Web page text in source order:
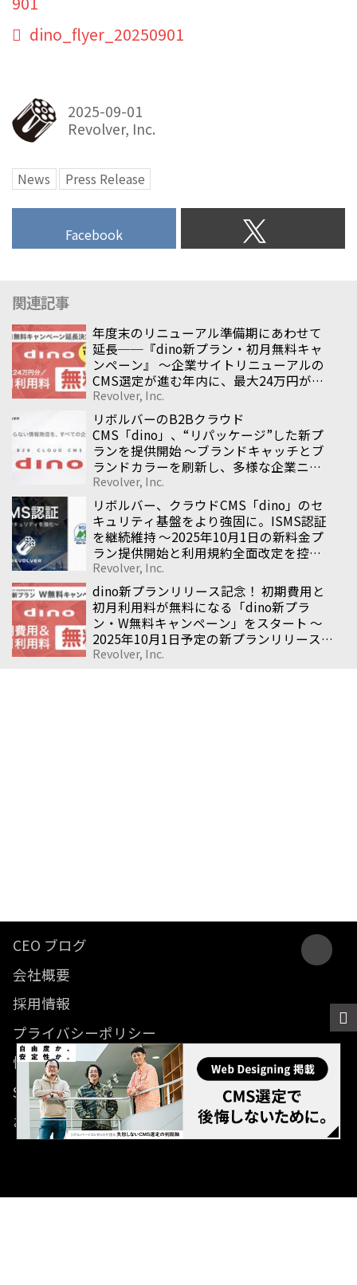
dino_flyer_20250901
2025-09-01
Revolver, Inc.
News Press Release
Facebook
関連記事
年度末のリニューアル準備期にあわせて
延長──『dino新プラン・初月無料キャ
ンペーン』 〜企業サイトリニューアルの
CMS選定が進む年内に、最大24万円が無
料になる導入支援施策〜
Revolver, Inc.
リボルバーのB2Bクラウド
CMS「dino」、“リパッケージ”した新プ
ランを提供開始 〜ブランドキャッチとブ
ランドカラーを刷新し、多様な企業ニー
ズに応えるCMSへ〜
Revolver, Inc.
リボルバー、クラウドCMS「dino」のセ
キュリティ基盤をより強固に。ISMS認証
を継続維持 〜2025年10月1日の新料金プ
ラン提供開始と利用規約全面改定を控
え、企業サイト全般を支える安心の基盤
を整備〜
Revolver, Inc.
dino新プランリリース記念！ 初期費用と
初月利用料が無料になる「dino新プラ
ン・W無料キャンペーン」をスタート 〜
2025年10月1日予定の新プランリリース
を記念し、期間限定の特別キャンペーン
Revolver, Inc.
CEO ブログ
会社概要
採用情報
プライバシーポリシー
情報セキュリティ方針
SDGsに関する取り組み
お問い合わせ